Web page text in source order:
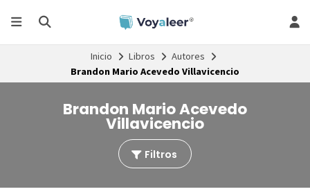
Inicio Libros
Autores
Brandon Mario Acevedo Villavicencio
Brandon Mario Acevedo
Villavicencio
Filtros